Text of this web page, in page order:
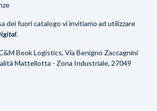
dei fuori catalogo vi invitiamo ad utilizzare
.
Book Logistics, Via Benigno Zaccagnini
Mattellotta - Zona Industriale, 27049